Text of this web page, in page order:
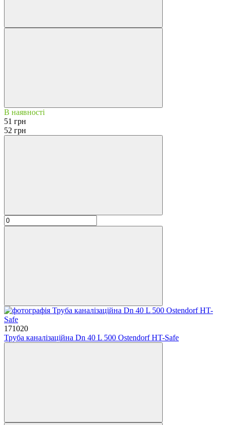
В наявності
51 грн
52 грн
171020
Труба каналізаційна Dn 40 L 500 Ostendorf HT-Safe